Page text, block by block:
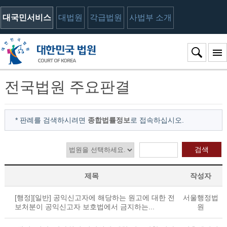
대국민서비스 대법원 각급법원 사법부 소개
전국법원 주요판결
* 판례를 검색하시려면 종합법률정보 로 접속하십시오.
검색
제목 작성자
[행정][일반] 공익신고자에 해당하는 원고에 대한 전
보처분이 공익신고자 보호법에서 금지하는...
서울행정법
원